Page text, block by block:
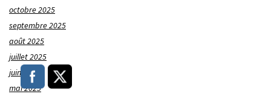
octobre 2025
septembre 2025
août 2025
juillet 2025
juin 2025
mai 2025